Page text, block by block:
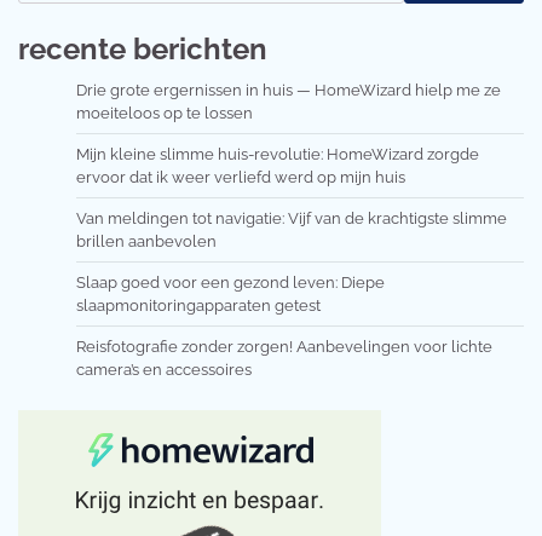
recente berichten
Drie grote ergernissen in huis — HomeWizard hielp me ze
moeiteloos op te lossen
Mijn kleine slimme huis-revolutie: HomeWizard zorgde
ervoor dat ik weer verliefd werd op mijn huis
Van meldingen tot navigatie: Vijf van de krachtigste slimme
brillen aanbevolen
Slaap goed voor een gezond leven: Diepe
slaapmonitoringapparaten getest
Reisfotografie zonder zorgen! Aanbevelingen voor lichte
camera’s en accessoires